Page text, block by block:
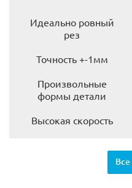
Идеально ровный
рез
Точность +-1мм
Произвольные
формы детали
Высокая скорость
Все